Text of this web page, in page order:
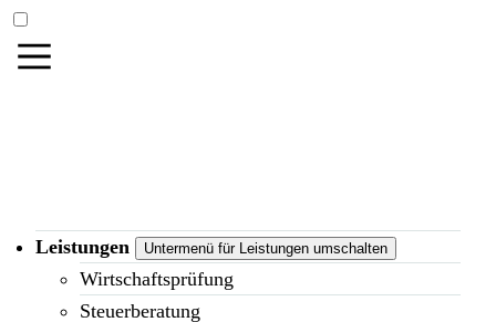
Leistungen Untermenü für Leistungen umschalten
Wirtschaftsprüfung
Steuerberatung